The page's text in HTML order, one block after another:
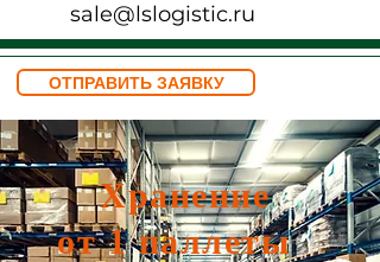
sale@lslogistic.ru
ОТПРАВИТЬ ЗАЯВКУ
Хранение
от 1 паллеты